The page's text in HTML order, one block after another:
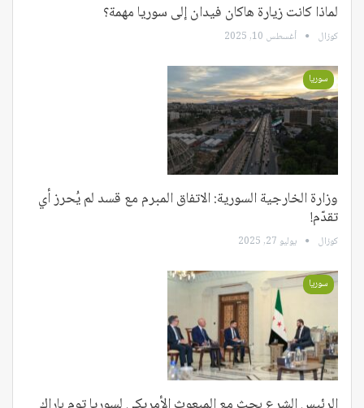
لماذا كانت زيارة هاكان فيدان إلى سوريا مهمة؟
كوزال أغسطس 10, 2025
سوريا
وزارة الخارجية السورية: الاتفاق المبرم مع قسد لم يُحرز أي
تقدّم!
كوزال يوليو 27, 2025
سوريا